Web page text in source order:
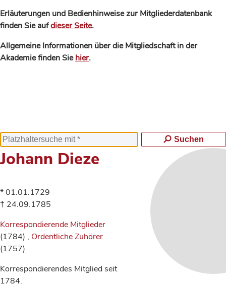
Erläuterungen und Bedienhinweise zur Mitgliederdatenbank
finden Sie aufdieser Seite.
Allgemeine Informationen über die Mitgliedschaft in der
Akademie finden Siehier.
Suchen
Johann Dieze
* 01.01.1729
† 24.09.1785
Korrespondierende Mitglieder
(1784) , Ordentliche Zuhörer
(1757)
Korrespondierendes Mitglied seit
1784.